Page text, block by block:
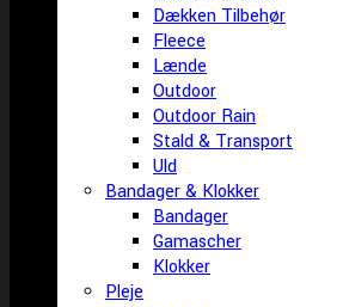
Dækken Tilbehør
Fleece
Lænde
Outdoor
Outdoor Rain
Stald & Transport
Uld
Bandager & Klokker
Bandager
Gamascher
Klokker
Pleje